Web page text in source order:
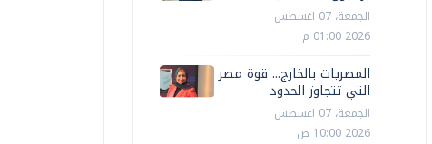
الجمعة، 07 اغسطس
2026 01:00 م
المصريات بالخارج... قوة مصر
التي تتجاوز الحدود
الجمعة، 07 اغسطس
2026 10:00 ص